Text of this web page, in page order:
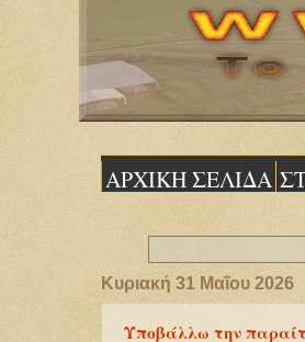
ΑΡΧΙΚΗ ΣΕΛΙΔΑ
Κυριακή 31 Μαΐου 2026
Υποβάλλω την